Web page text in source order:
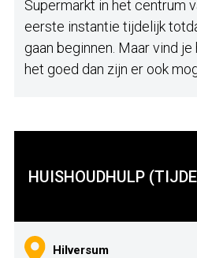
Supermarkt in het centrum
eerste instantie tijdelijk
gaan beginnen. Maar vind
het goed dan zijn er ook
HUISHOUDHULP
Hilversum